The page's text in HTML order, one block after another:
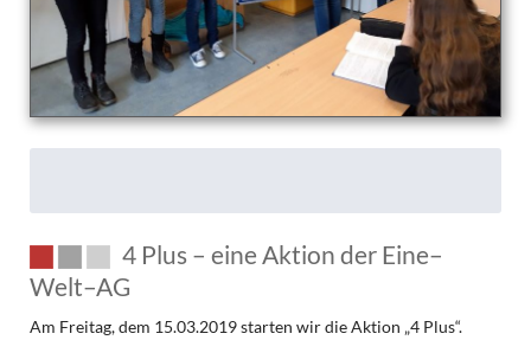
4 Plus – eine Aktion der Eine–
Welt–AG
Am Freitag, dem 15.03.2019 starten wir die Aktion „4 Plus“.